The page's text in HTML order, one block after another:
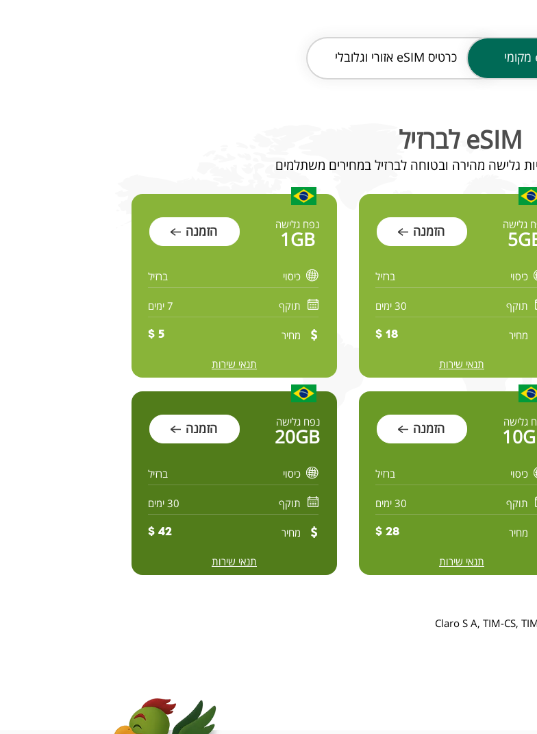
כרטיס
eSIM לברזיל
גלישה הזמנה
כיסוי ברזיל
תוקף 30 ימים
מחיר 18 $
תנאי שירות
נפח גלישה
1GB הזמנה
כיסוי ברזיל
תוקף 7 ימים
מחיר 5 $
תנאי שירות
גלישה הזמנה
כיסוי ברזיל
תוקף 30 ימים
מחיר 28 $
תנאי שירות
נפח גלישה
20GB הזמנה
כיסוי ברזיל
תוקף 30 ימים
מחיר 42 $
תנאי שירות
Claro S A, TIM-CS,